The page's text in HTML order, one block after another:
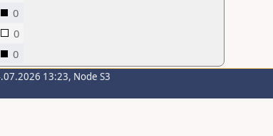
0
0
0
13:23, Node S3